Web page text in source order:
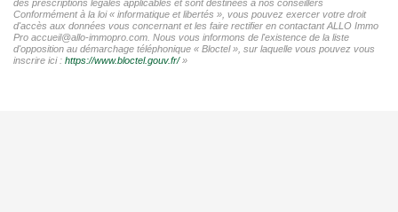
des prescriptions légales applicables et sont destinées à nos conseillers
Conformément à la loi « informatique et libertés », vous pouvez exercer votre droit
d'accès aux données vous concernant et les faire rectifier en contactant ALLO Immo
Pro accueil@allo-immopro.com. Nous vous informons de l'existence de la liste
d'opposition au démarchage téléphonique « Bloctel », sur laquelle vous pouvez vous
inscrire ici : https://www.bloctel.gouv.fr/»